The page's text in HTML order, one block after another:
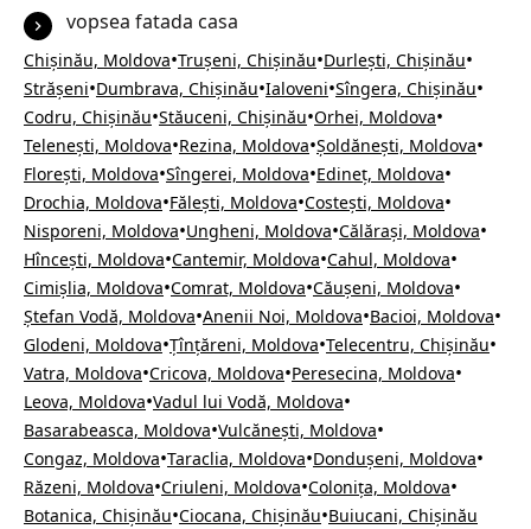
vopsea fatada casa
Chișinău, Moldova•Trușeni, Chișinău•Durlești, Chișinău•
Strășeni•Dumbrava, Chișinău•Ialoveni•Sîngera, Chișinău•
Codru, Chișinău•Stăuceni, Chișinău•Orhei, Moldova•
Telenești, Moldova•Rezina, Moldova•Șoldănești, Moldova•
Florești, Moldova•Sîngerei, Moldova•Edineț, Moldova•
Drochia, Moldova•Fălești, Moldova•Costești, Moldova•
Nisporeni, Moldova•Ungheni, Moldova•Călărași, Moldova•
Hîncești, Moldova•Cantemir, Moldova•Cahul, Moldova•
Cimișlia, Moldova•Comrat, Moldova•Căușeni, Moldova•
Ștefan Vodă, Moldova•Anenii Noi, Moldova•Bacioi, Moldova•
Glodeni, Moldova•Țînțăreni, Moldova•Telecentru, Chișinău•
Vatra, Moldova•Cricova, Moldova•Peresecina, Moldova•
Leova, Moldova•Vadul lui Vodă, Moldova•
Basarabeasca, Moldova•Vulcănești, Moldova•
Congaz, Moldova•Taraclia, Moldova•Dondușeni, Moldova•
Răzeni, Moldova•Criuleni, Moldova•Colonița, Moldova•
Botanica, Chișinău•Ciocana, Chișinău•Buiucani, Chișinău